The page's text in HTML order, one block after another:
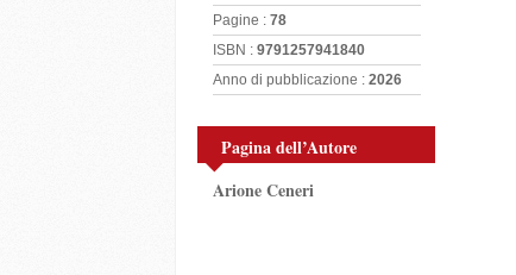
Pagine : 78
ISBN : 9791257941840
Anno di pubblicazione : 2026
Pagina dell’Autore
Arione Ceneri